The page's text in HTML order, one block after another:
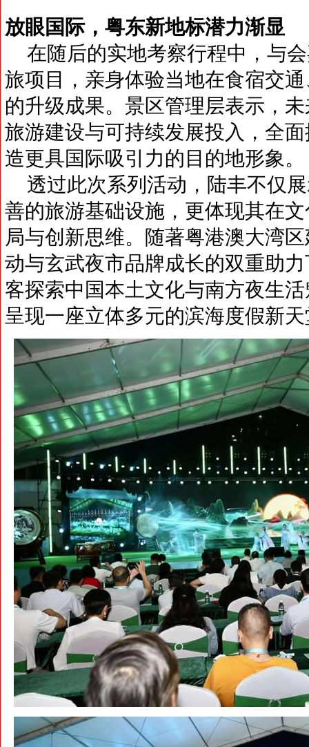
放眼国际，粤东新地标潜力渐显
在随后的实地考察行程中，与
旅项目，亲身体验当地在食宿交
的升级成果。景区管理层表示，
旅游建设与可持续发展投入，全
造更具国际吸引力的目的地形象。
透过此次系列活动，陆丰不仅
善的旅游基础设施，更体现其在
局与创新思维。随著粤港澳大湾
动与玄武夜市品牌成长的双重助
客探索中国本土文化与南方夜生
呈现一座立体多元的滨海度假新